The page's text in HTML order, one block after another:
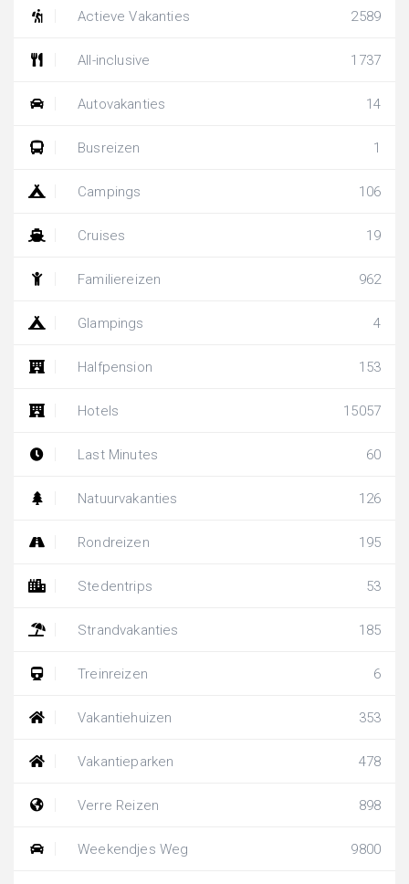
Actieve Vakanties 2589
All-inclusive 1737
Autovakanties 14
Busreizen 1
Campings 106
Cruises 19
Familiereizen 962
Glampings 4
Halfpension 153
Hotels 15057
Last Minutes 60
Natuurvakanties 126
Rondreizen 195
Stedentrips 53
Strandvakanties 185
Treinreizen 6
Vakantiehuizen 353
Vakantieparken 478
Verre Reizen 898
Weekendjes Weg 9800